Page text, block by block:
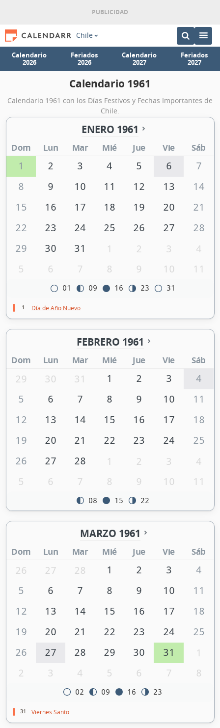
Chile
Calendario
2026
Feriados
2026
Calendario
2027
Feriados
2027
Calendario 1961
Calendario 1961 con los Días Festivos y Fechas Importantes de
Chile.
ENERO 1961
Dom Lun Mar Mié Jue Vie Sáb
1 2 3 4 5 6
7
8
9 10 11 12 13
14
15
16 17 18 19 20
21
22
23 24 25 26 27
28
29
30 31 1 2 3
4
5
6 7 8 9 10 11
01 09 16 23 31
1 Día de Año Nuevo
FEBRERO 1961
Dom Lun Mar Mié Jue Vie Sáb
29 30 31 1 2 3
4
5
6 7 8 9 10
11
12
13 14 15 16 17
18
19
20 21 22 23 24
25
26
27 28 1 2 3
4
5
6 7 8 9 10 11
08 15 22
MARZO 1961
Dom Lun Mar Mié Jue Vie Sáb
26 27 28 1 2 3
4
5
6 7 8 9 10
11
12
13 14 15 16 17
18
19
20 21 22 23 24
25
26
27 28 29 30 31
1
2
3 4 5 6 7 8
02 09 16 23
31 Viernes Santo